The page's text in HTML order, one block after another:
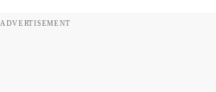
ADVERTISEMENT